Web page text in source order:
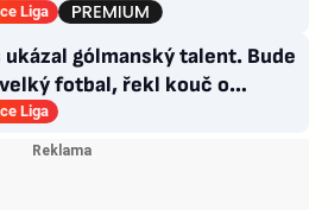
záložník Baníku
Liga
gólmanský talent. Bude
fotbal, řekl kouč o
Body ale má Sigma
Liga